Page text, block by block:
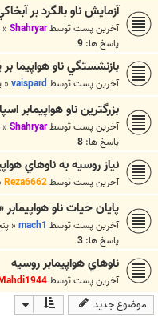
آزمايش ناو بالگرد بر
آخرین پست توسطShahryar
«
پاسخ ها: 9
بازنشستگي ناو
آخرین پست توسط vaispard
«
بزرگترين ناو هواپيمابر
آخرین پست توسطShahryar
«
پاسخ ها: 8
نياز روسيه به ناوهاي
آخرین پست توسطReza6662
پايان حيات ناو هواپيمابر
آخرین پست توسط mach1
«
پاسخ ها: 3
ناوهاي هواپيمابر روسيه
آخرین پست توسط
موضوع جدید